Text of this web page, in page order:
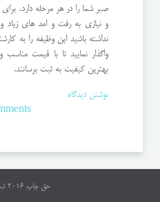
صبر شما را در هر مرحله دارد.
و نیازی به رفت و امد های
نداشته باشید این وظیفه را به
واگذار نمایید تا با قیمت
بهترین کیفیت به ثبت برسانند.
نوشتن دیدگاه
حق چاپ 2016